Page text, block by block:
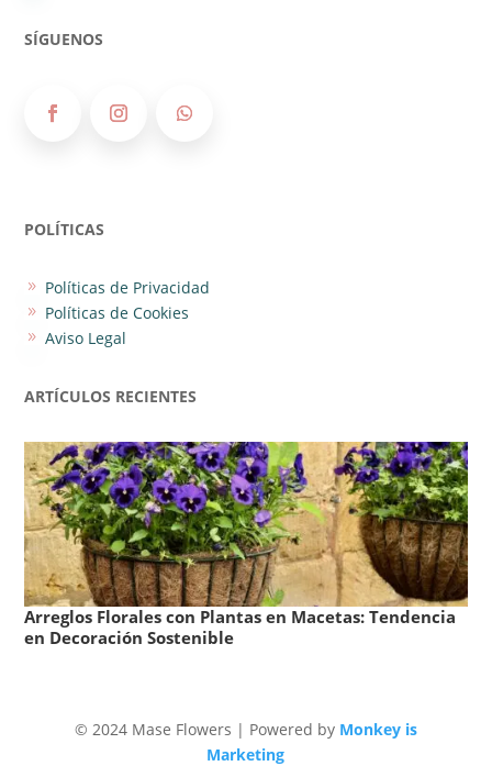
SÍGUENOS
POLÍTICAS
9 Políticas de Privacidad
9 Políticas de Cookies
9 Aviso Legal
ARTÍCULOS RECIENTES
Arreglos Florales con Plantas en Macetas: Tendencia
en Decoración Sostenible
© 2024 Mase Flowers | Powered by Monkey is
Marketing